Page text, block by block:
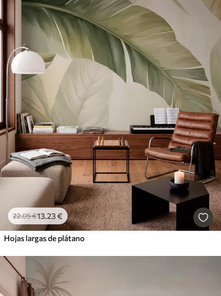
22.05€13 .23€
Hojas largas de plátano